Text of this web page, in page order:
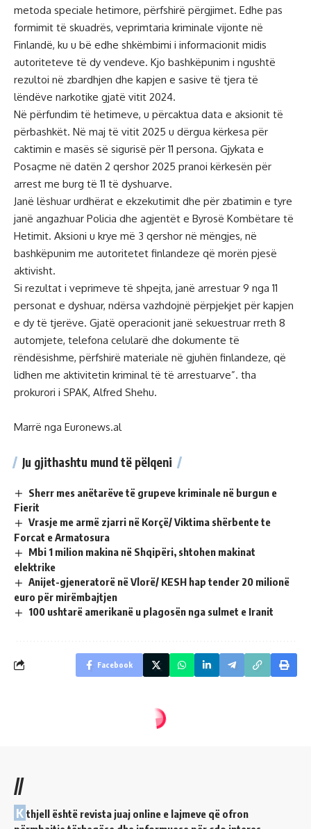
metoda speciale hetimore, përfshirë përgjimet. Edhe pas
formimit të skuadrës, veprimtaria kriminale vijonte në
Finlandë, ku u bë edhe shkëmbimi i informacionit midis
autoriteteve të dy vendeve. Kjo bashkëpunim i ngushtë
rezultoi në zbardhjen dhe kapjen e sasive të tjera të
lëndëve narkotike gjatë vitit 2024.
Në përfundim të hetimeve, u përcaktua data e aksionit të
përbashkët. Në maj të vitit 2025 u dërgua kërkesa për
caktimin e masës së sigurisë për 11 persona. Gjykata e
Posaçme në datën 2 qershor 2025 pranoi kërkesën për
arrest me burg të 11 të dyshuarve.
Janë lëshuar urdhërat e ekzekutimit dhe për zbatimin e tyre
janë angazhuar Policia dhe agjentët e Byrosë Kombëtare të
Hetimit. Aksioni u krye më 3 qershor në mëngjes, në
bashkëpunim me autoritetet finlandeze që morën pjesë
aktivisht.
Si rezultat i veprimeve të shpejta, janë arrestuar 9 nga 11
personat e dyshuar, ndërsa vazhdojnë përpjekjet për kapjen
e dy të tjerëve. Gjatë operacionit janë sekuestruar rreth 8
automjete, telefona celularë dhe dokumente të
rëndësishme, përfshirë materiale në gjuhën finlandeze, që
lidhen me aktivitetin kriminal të të arrestuarve”. tha
prokurori i SPAK, Alfred Shehu.
Marrë nga Euronews.al
Ju gjithashtu mund të pëlqeni
Sherr mes anëtarëve të grupeve kriminale në burgun e
Fierit
Vrasje me armë zjarri në Korçë/ Viktima shërbente te
Forcat e Armatosura
Mbi 1 milion makina në Shqipëri, shtohen makinat
elektrike
Anijet-gjeneratorë në Vlorë/ KESH hap tender 20 milionë
euro për mirëmbajtjen
100 ushtarë amerikanë u plagosën nga sulmet e Iranit
Facebook
//
K thjell është revista juaj online e lajmeve që ofron